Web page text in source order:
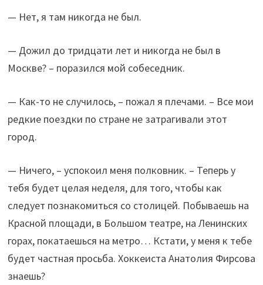
— Нет, я там никогда не был.
— Дожил до тридцати лет и никогда не был в
Москве? – поразился мой собеседник.
— Как-то не случилось, – пожал я плечами. – Все мои
редкие поездки по стране не затрагивали этот
город.
— Ничего, – успокоил меня полковник. – Теперь у
тебя будет целая неделя, для того, чтобы как
следует познакомиться со столицей. Побываешь на
Красной площади, в Большом театре, на Ленинских
горах, покатаешься на метро… Кстати, у меня к тебе
будет частная просьба. Хоккеиста Анатолия Фирсова
знаешь?